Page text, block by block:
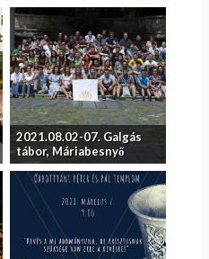
2021.08.02-07. Galgás
tábor, Máriabesnyő